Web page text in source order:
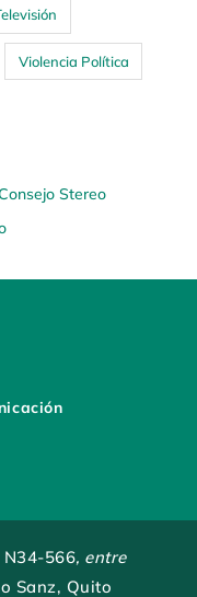
Violencia Política
Stereo
N34-566, entre
Sanz, Quito